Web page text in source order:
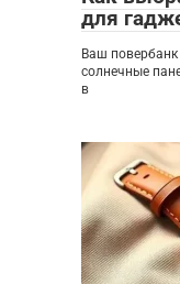
для
Ваш повербанк
солнечные
в